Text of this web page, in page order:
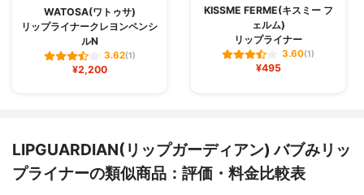
WATOSA(ワトゥサ)
リップライナークレヨンペンシ
ルN
3.62(1)
¥2,200
KISSME FERME(キスミー フ
ェルム)
リップライナー
3.60(1)
¥495
LIPGUARDIAN(リップガーディアン) バブみリッ
プライナーの類似商品：評価・料金比較表